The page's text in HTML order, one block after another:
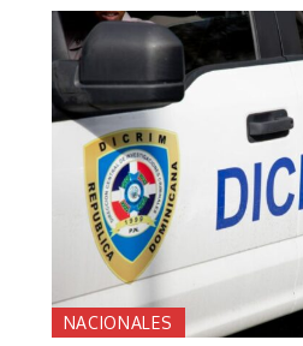
NACIONALES